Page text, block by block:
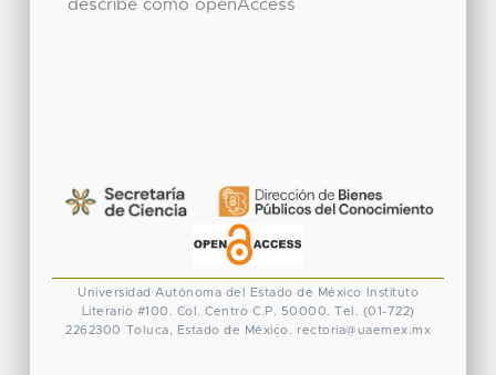
describe como openAccess
Universidad Autónoma del Estado de México
Instituto
Literario #100. Col. Centro C.P. 50000. Tel. (01-722)
2262300 Toluca, Estado de México. rectoria@uaemex.mx